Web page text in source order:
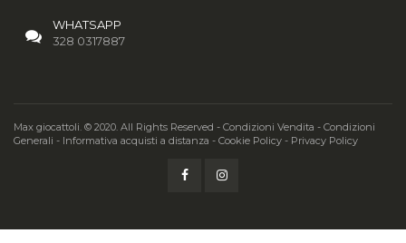
WHATSAPP
328 0317887
Max giocattoli. © 2020. All Rights Reserved - Condizioni Vendita - Condizioni
Generali - Informativa acquisti a distanza - Cookie Policy - Privacy Policy